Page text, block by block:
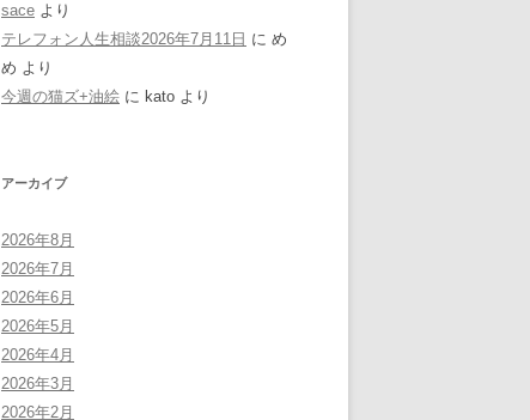
sace より
テレフォン人生相談2026年7月11日 に め
め より
今週の猫ズ+油絵 に kato より
アーカイブ
2026年8月
2026年7月
2026年6月
2026年5月
2026年4月
2026年3月
2026年2月